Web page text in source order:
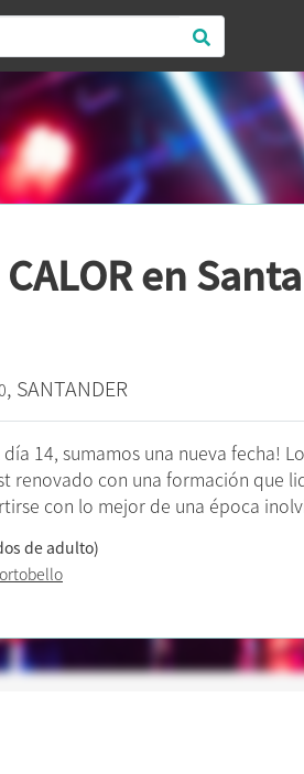
CALOR en
, SANTANDER
14, sumamos una nueva fecha!
renovado con una formación que
con lo mejor de una época
de adulto)